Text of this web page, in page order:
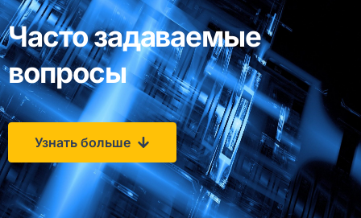
Часто задаваемые
вопросы
Узнать больше